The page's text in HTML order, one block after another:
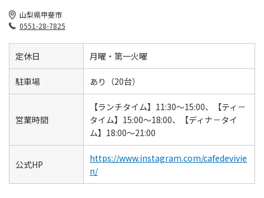
山梨県甲斐市
0551-28-7825
定休日 月曜・第一火曜
駐車場 あり（20台）
営業時間
【ランチタイム】11:30～15:00、【ティ－
タイム】15:00～18:00、【ディナ－タイ
ム】18:00～21:00
公式HP
https://www.instagram.com/cafedevivie
n/